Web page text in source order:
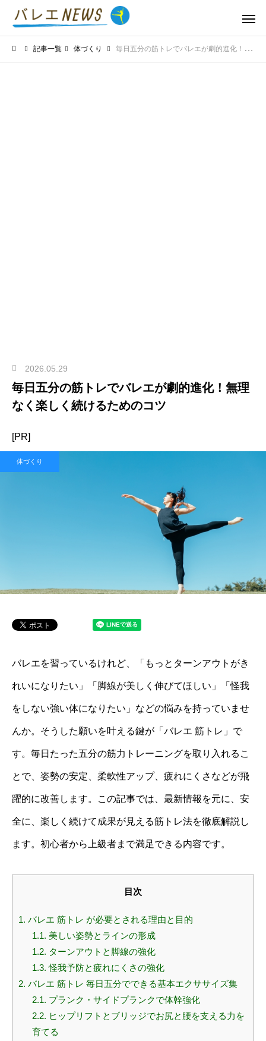
記事一覧 体づくり 毎日五分の筋トレでバレエが劇的進化！無理なく楽しく続けるためのコツ
2026.05.29
毎日五分の筋トレでバレエが劇的進化！無理
なく楽しく続けるためのコツ
[PR]
体づくり
バレエを習っているけれど、「もっとターンアウトがき
れいになりたい」「脚線が美しく伸びてほしい」「怪我
をしない強い体になりたい」などの悩みを持っていませ
んか。そうした願いを叶える鍵が「バレエ 筋トレ」で
す。毎日たった五分の筋力トレーニングを取り入れるこ
とで、姿勢の安定、柔軟性アップ、疲れにくさなどが飛
躍的に改善します。この記事では、最新情報を元に、安
全に、楽しく続けて成果が見える筋トレ法を徹底解説し
ます。初心者から上級者まで満足できる内容です。
目次
1. バレエ 筋トレ が必要とされる理由と目的
1.1. 美しい姿勢とラインの形成
1.2. ターンアウトと脚線の強化
1.3. 怪我予防と疲れにくさの強化
2. バレエ 筋トレ 毎日五分でできる基本エクササイズ集
2.1. プランク・サイドプランクで体幹強化
2.2. ヒップリフトとブリッジでお尻と腰を支える力を
育てる